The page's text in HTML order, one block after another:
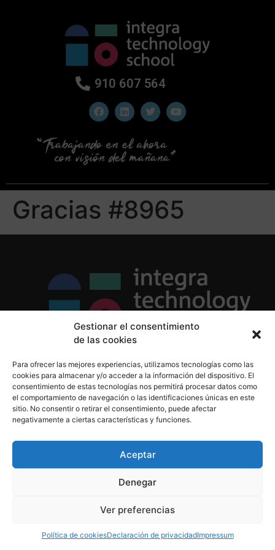
Gestionar el consentimiento
de las cookies
Para ofrecer las mejores experiencias, utilizamos tecnologías como las
cookies para almacenar y/o acceder a la información del dispositivo. El
consentimiento de estas tecnologías nos permitirá procesar datos como
el comportamiento de navegación o las identificaciones únicas en este
sitio. No consentir o retirar el consentimiento, puede afectar
negativamente a ciertas características y funciones.
Aceptar
Denegar
Ver preferencias
Política de cookiesDeclaración de privacidadImpressum
910 607 564
Gracias #8965
Política de Cookies
Aviso Legal
910 607 564
derechos reservados